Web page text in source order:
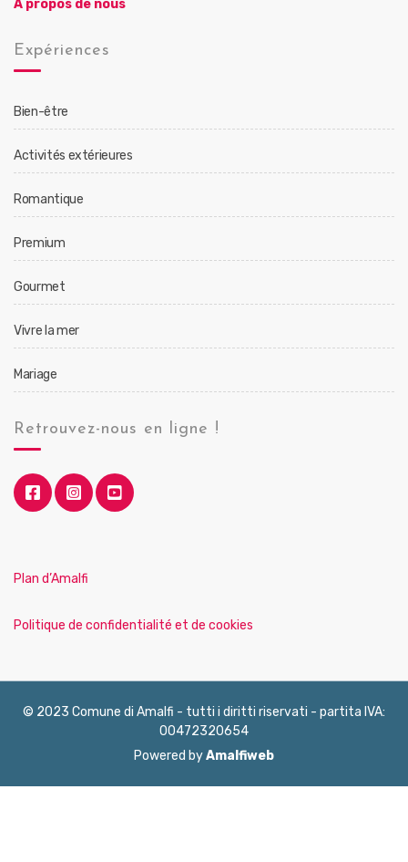
A propos de nous
Expériences
Bien-être
Activités extérieures
Romantique
Premium
Gourmet
Vivre la mer
Mariage
Retrouvez-nous en ligne !
Plan d’Amalfi
Politique de confidentialité et de cookies
© 2023 Comune di Amalfi - tutti i diritti riservati - partita IVA:
00472320654
Powered byAmalfiweb